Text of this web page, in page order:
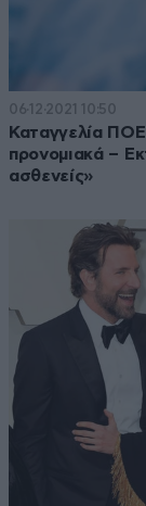
06·12·2021 10:50
Καταγγελία
προνομιακά –
ασθενείς»